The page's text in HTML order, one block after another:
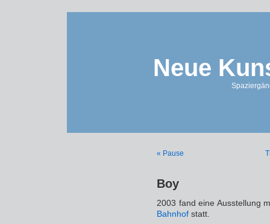
Neue
« Pause
Boy
2003 fand eine Ausstellung
Bahnhof statt.